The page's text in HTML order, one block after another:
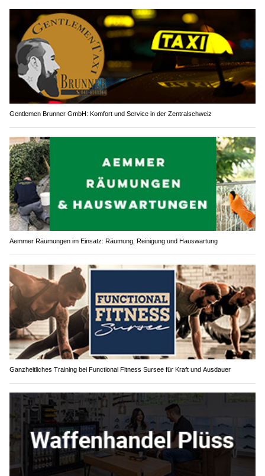
Gentlemen Brunner GmbH: Komfort und Service in der Zentralschweiz
Aemmer Räumungen im Einsatz: Räumung, Reinigung und Hauswartung
Ganzheitliches Training bei Functional Fitness Sursee für Kraft und Ausdauer